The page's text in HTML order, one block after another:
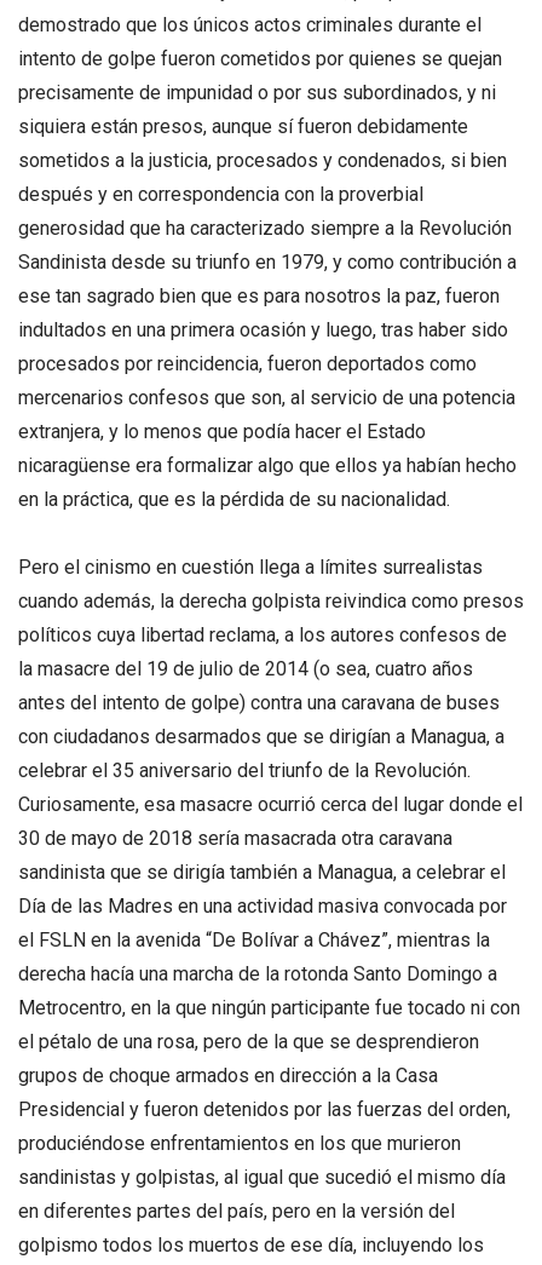
demostrado que los únicos actos criminales durante el
intento de golpe fueron cometidos por quienes se quejan
precisamente de impunidad o por sus subordinados, y ni
siquiera están presos, aunque sí fueron debidamente
sometidos a la justicia, procesados y condenados, si bien
después y en correspondencia con la proverbial
generosidad que ha caracterizado siempre a la Revolución
Sandinista desde su triunfo en 1979, y como contribución a
ese tan sagrado bien que es para nosotros la paz, fueron
indultados en una primera ocasión y luego, tras haber sido
procesados por reincidencia, fueron deportados como
mercenarios confesos que son, al servicio de una potencia
extranjera, y lo menos que podía hacer el Estado
nicaragüense era formalizar algo que ellos ya habían hecho
en la práctica, que es la pérdida de su nacionalidad.
Pero el cinismo en cuestión llega a límites surrealistas
cuando además, la derecha golpista reivindica como presos
políticos cuya libertad reclama, a los autores confesos de
la masacre del 19 de julio de 2014 (o sea, cuatro años
antes del intento de golpe) contra una caravana de buses
con ciudadanos desarmados que se dirigían a Managua, a
celebrar el 35 aniversario del triunfo de la Revolución.
Curiosamente, esa masacre ocurrió cerca del lugar donde el
30 de mayo de 2018 sería masacrada otra caravana
sandinista que se dirigía también a Managua, a celebrar el
Día de las Madres en una actividad masiva convocada por
el FSLN en la avenida “De Bolívar a Chávez”, mientras la
derecha hacía una marcha de la rotonda Santo Domingo a
Metrocentro, en la que ningún participante fue tocado ni con
el pétalo de una rosa, pero de la que se desprendieron
grupos de choque armados en dirección a la Casa
Presidencial y fueron detenidos por las fuerzas del orden,
produciéndose enfrentamientos en los que murieron
sandinistas y golpistas, al igual que sucedió el mismo día
en diferentes partes del país, pero en la versión del
golpismo todos los muertos de ese día, incluyendo los